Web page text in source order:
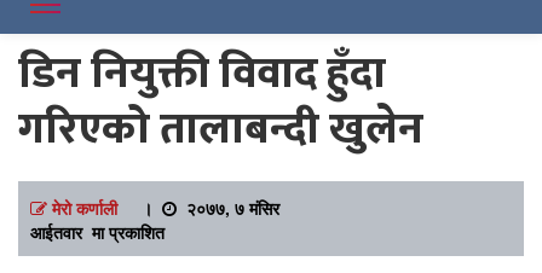
डिन नियुक्ती विवाद हुँदा
गरिएको तालाबन्दी खुलेन
मेरो कर्णाली।
२०७७, ७ मंसिर
आईतवार मा प्रकाशित